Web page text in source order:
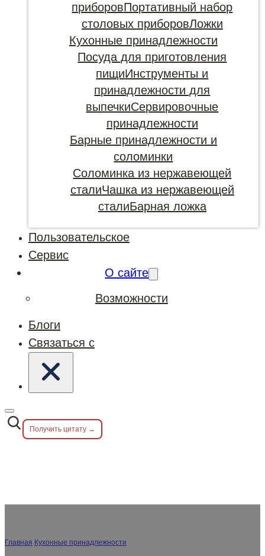
приборовПортативный набор
столовых приборовЛожки
Кухонные принадлежности
Посуда для приготовления
пищиИнструменты и
принадлежности для
выпечкиСервировочные
принадлежности
Барные принадлежности и
соломинки
Соломинка из нержавеющей
сталиЧашка из нержавеющей
сталиБарная ложка
Пользовательское
Сервис
О сайте
Возможности
Блоги
Связаться с
Получить цитату →
Главная Кухонные принадлежности